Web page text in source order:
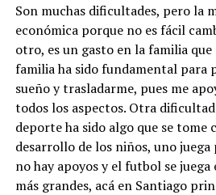
Son muchas dificultades, pero la
económica porque no es fácil
otro, es un gasto en la familia
familia ha sido fundamental para
sueño y trasladarme, pues me
todos los aspectos. Otra
deporte ha sido algo que se
desarrollo de los niños, uno
no hay apoyos y el futbol se juega
más grandes, acá en Santiago